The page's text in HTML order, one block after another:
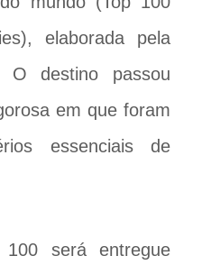
elaborada pela
O destino passou
em que foram
essenciais de
será entregue